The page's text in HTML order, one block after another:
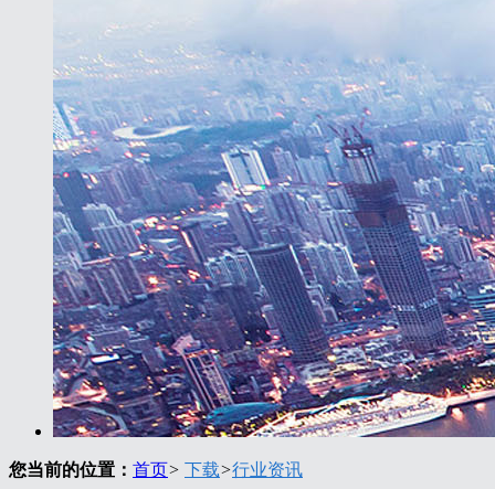
您当前的位置： 首页> 下载>行业资讯